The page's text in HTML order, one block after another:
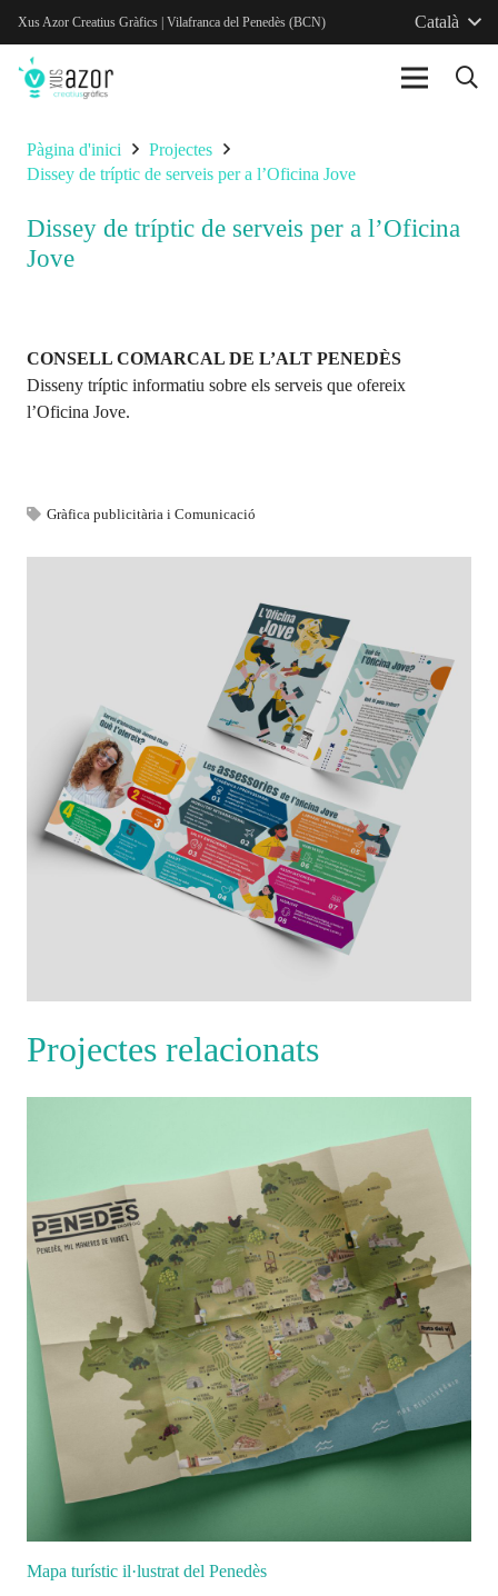
Xus Azor Creatius Gràfics | Vilafranca del Penedès (BCN) Català
Pàgina d'inici
Projectes
Dissey de tríptic de serveis per a l’Oficina Jove
Dissey de tríptic de serveis per a l’Oficina
Jove
CONSELL COMARCAL DE L’ALT PENEDÈS
Disseny tríptic informatiu sobre els serveis que ofereix
l’Oficina Jove.
Gràfica publicitària i Comunicació
Projectes relacionats
Mapa turístic il·lustrat del Penedès